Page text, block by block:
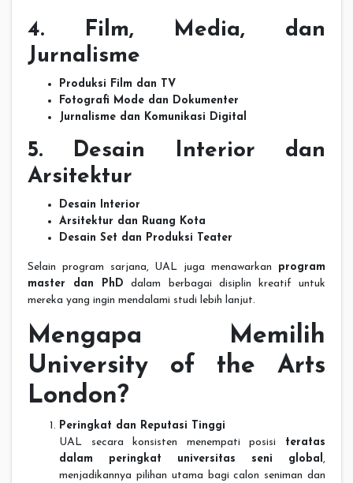
4. Film, Media, dan
Jurnalisme
Produksi Film dan TV
Fotografi Mode dan Dokumenter
Jurnalisme dan Komunikasi Digital
5. Desain Interior dan
Arsitektur
Desain Interior
Arsitektur dan Ruang Kota
Desain Set dan Produksi Teater
Selain program sarjana, UAL juga menawarkan program
master dan PhD dalam berbagai disiplin kreatif untuk
mereka yang ingin mendalami studi lebih lanjut.
Mengapa Memilih
University of the Arts
London?
Peringkat dan Reputasi Tinggi
UAL secara konsisten menempati posisi teratas
dalam peringkat universitas seni global,
menjadikannya pilihan utama bagi calon seniman dan